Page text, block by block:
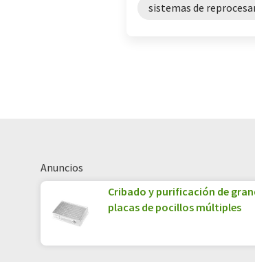
sistemas de
Anuncios
Cribado y purificación de
placas de pocillos múltiples